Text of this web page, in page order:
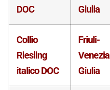
DOC
Giulia
Collio
Riesling
italico DOC
Friuli-
Venezia
Giulia